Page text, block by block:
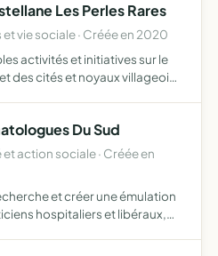
Les Perles Rares
et vie sociale · Créée en 2020
activités et initiatives sur le
des cités et noyaux villageois
Du Sud
action sociale · Créée en
et créer une émulation
hospitaliers et libéraux,